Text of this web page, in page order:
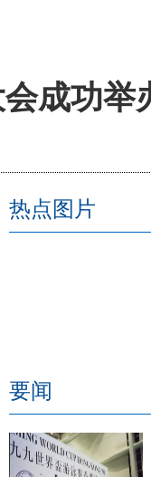
成功举
热点图片
要闻